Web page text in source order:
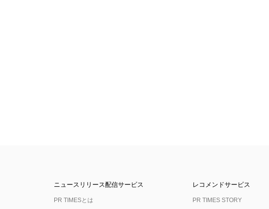
ニュースリリース配信サービス
PR TIMESとは
レコメンドサービス
PR TIMES STORY